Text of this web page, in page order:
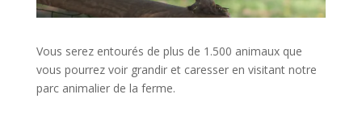
Vous serez entourés de plus de 1.500 animaux que
vous pourrez voir grandir et caresser en visitant notre
parc animalier de la ferme.